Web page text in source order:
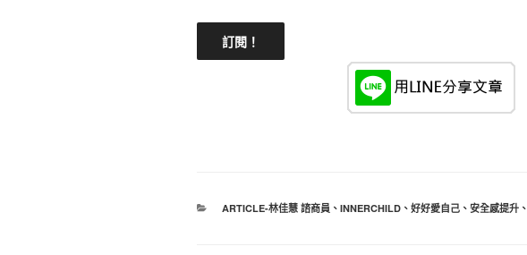
分
ARTICLE-林佳慧 諮商員、 INNERCHILD、 好好愛自己、 安全感提升、